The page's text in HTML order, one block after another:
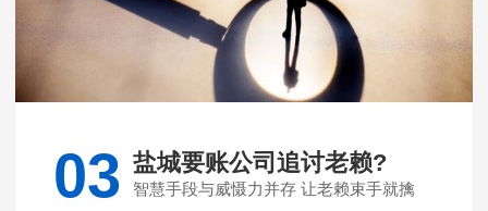
03 盐城要账公司追讨老赖?
智慧手段与威慑力并存 让老赖束手就擒